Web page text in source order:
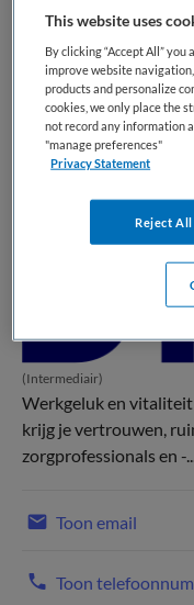
Vacature niet
Deze vacature
meer actueel.
vacatures die voor u
(Intermediair)
Werkgeluk en
krijg je vertrouwen,
zorgprofessionals en -
Toon email
Toon
This website uses
By clicking “Accept All”
improve website
products and personalize
cookies, we only place the
not record any information
"manage preferences"
Privacy Statement
Reject All